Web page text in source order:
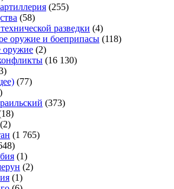
(255)
(58)
разведки (4)
оружие и боеприпасы (118)
оружие (2)
(16 130)
(77)
(373)
(2)
(1 765)
(1)
(2)
(1)